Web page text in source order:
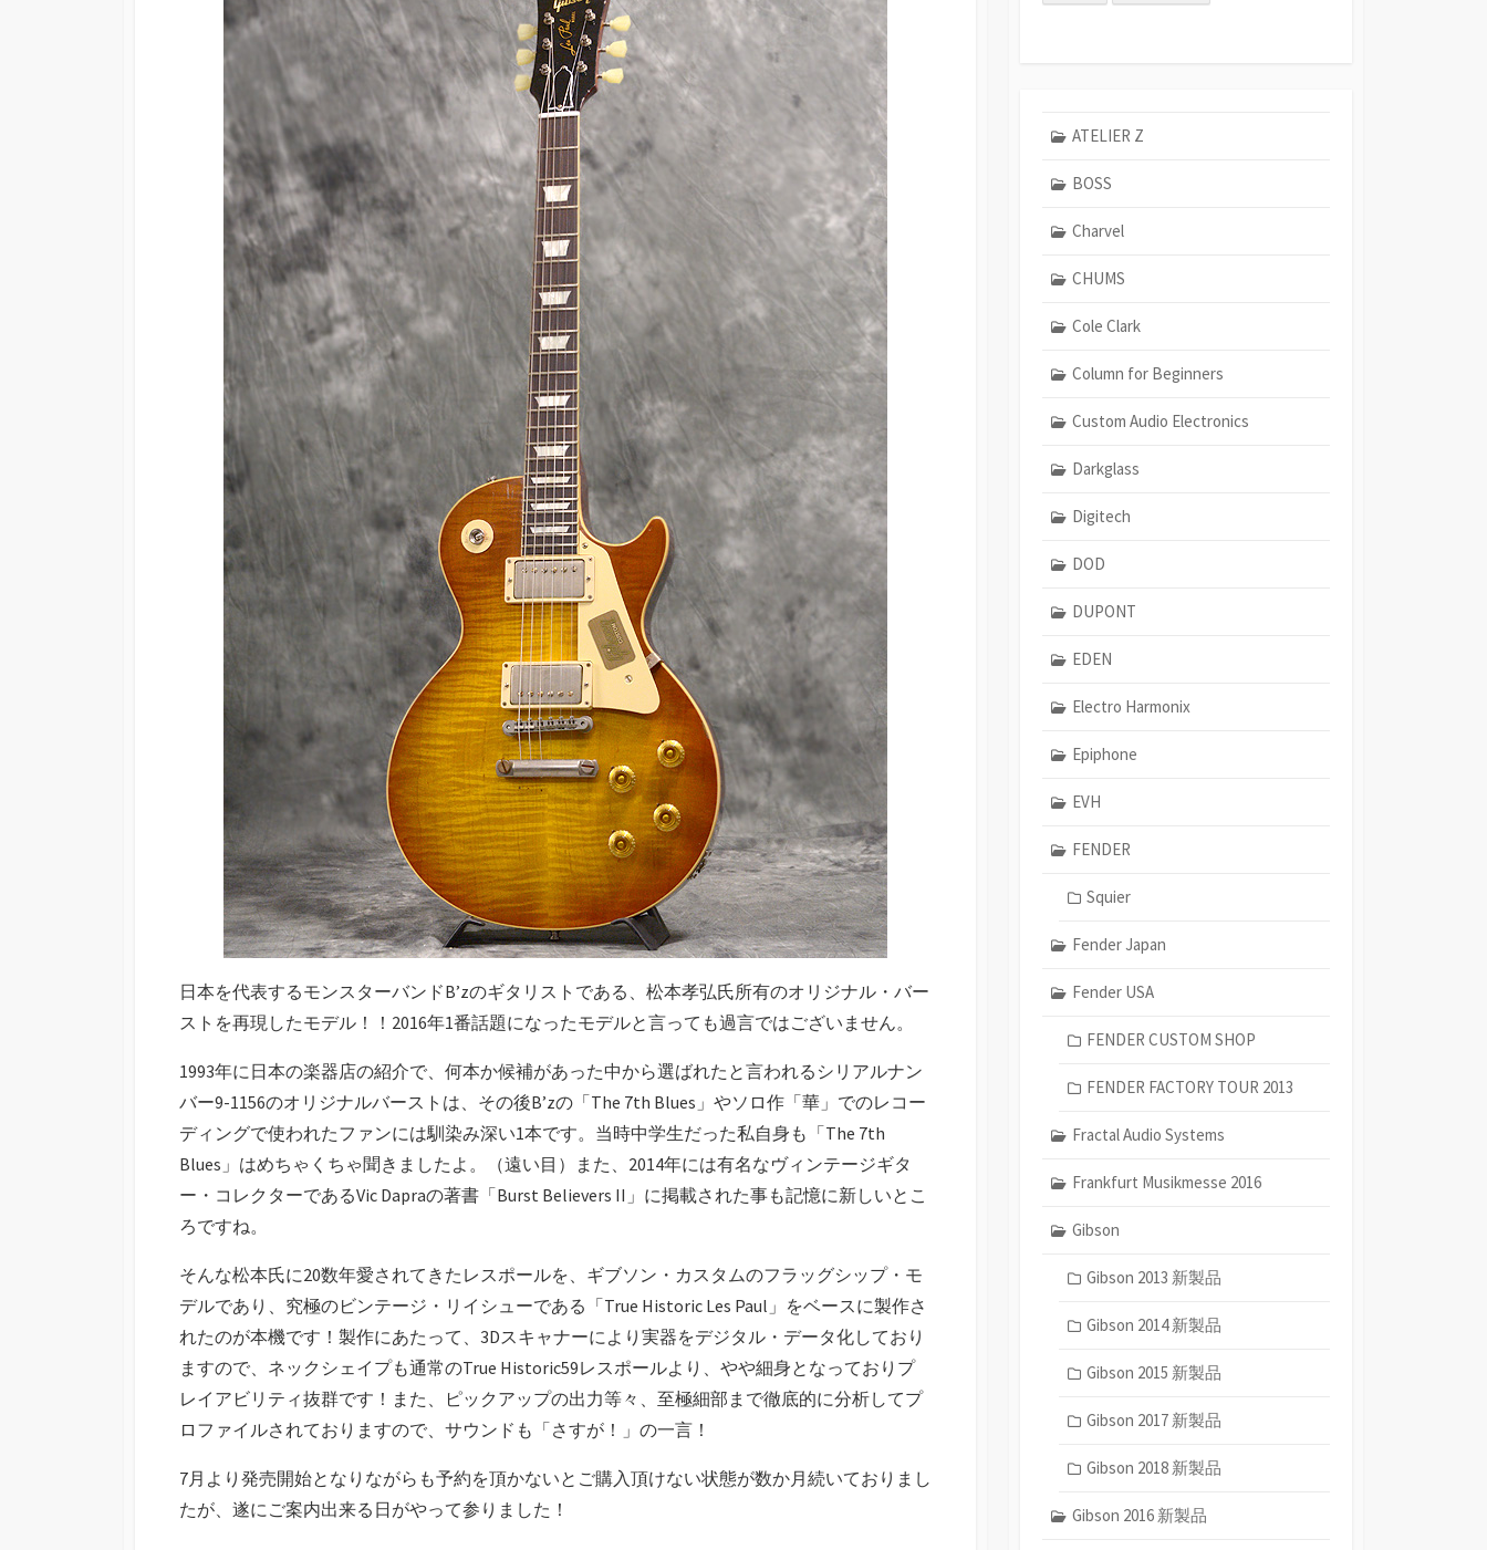
日本を代表するモンスターバンドB’zのギタリストである、松本孝弘氏所有のオリジナル・バー
ストを再現したモデル！！2016年1番話題になったモデルと言っても過言ではございません。
1993年に日本の楽器店の紹介で、何本か候補があった中から選ばれたと言われるシリアルナン
バー9-1156のオリジナルバーストは、その後B’zの「The 7th Blues」やソロ作「華」でのレコー
ディングで使われたファンには馴染み深い1本です。当時中学生だった私自身も「The 7th
Blues」はめちゃくちゃ聞きましたよ。（遠い目）また、2014年には有名なヴィンテージギタ
ー・コレクターであるVic Dapraの著書「Burst Believers II」に掲載された事も記憶に新しいとこ
ろですね。
そんな松本氏に20数年愛されてきたレスポールを、ギブソン・カスタムのフラッグシップ・モ
デルであり、究極のビンテージ・リイシューである「True Historic Les Paul」をベースに製作さ
れたのが本機です！製作にあたって、3Dスキャナーにより実器をデジタル・データ化しており
ますので、ネックシェイプも通常のTrue Historic59レスポールより、やや細身となっておりプ
レイアビリティ抜群です！また、ピックアップの出力等々、至極細部まで徹底的に分析してプ
ロファイルされておりますので、サウンドも「さすが！」の一言！
7月より発売開始となりながらも予約を頂かないとご購入頂けない状態が数か月続いておりまし
たが、遂にご案内出来る日がやって参りました！
ATELIER Z
BOSS
Charvel
CHUMS
Cole Clark
Column for Beginners
Custom Audio Electronics
Darkglass
Digitech
DOD
DUPONT
EDEN
Electro Harmonix
Epiphone
EVH
FENDER
Squier
Fender Japan
Fender USA
FENDER CUSTOM SHOP
FENDER FACTORY TOUR 2013
Fractal Audio Systems
Frankfurt Musikmesse 2016
Gibson
Gibson 2013 新製品
Gibson 2014 新製品
Gibson 2015 新製品
Gibson 2017 新製品
Gibson 2018 新製品
Gibson 2016 新製品